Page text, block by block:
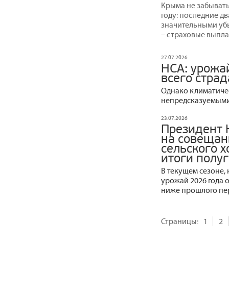
Крыма не
году: последние
значительными
– страховые
27.07.2026
НСА:
всего
Однако
23.07.2026
на
сельского
итоги
В текущем
урожай 2026 года
ниже прошлого
Страницы: 1 2